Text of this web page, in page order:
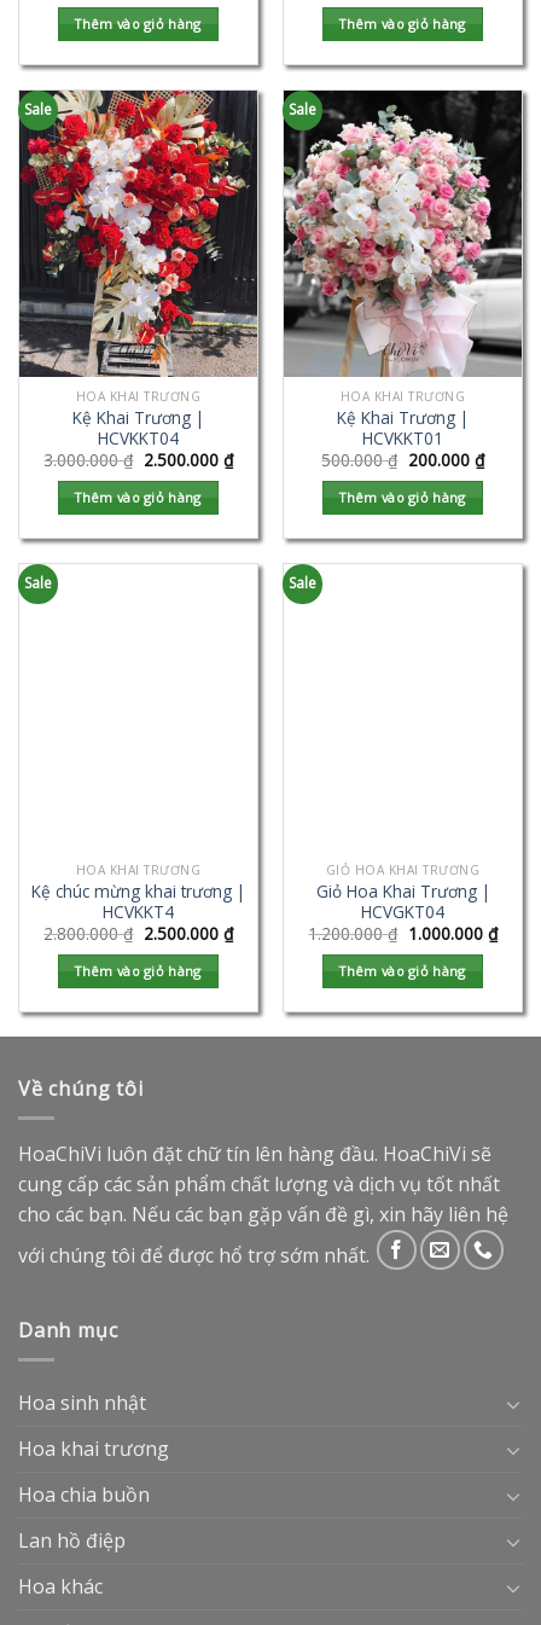
Thêm vào giỏ hàng Thêm vào giỏ hàng
Sale
HOA KHAI TRƯƠNG
Kệ Khai Trương |
HCVKKT04
3.000.000₫ 2.500.000 ₫
Thêm vào giỏ hàng
Sale
HOA KHAI TRƯƠNG
Kệ Khai Trương |
HCVKKT01
500.000₫ 200.000 ₫
Thêm vào giỏ hàng
Sale
HOA KHAI TRƯƠNG
Kệ chúc mừng khai trương |
HCVKKT4
2.800.000₫ 2.500.000 ₫
Thêm vào giỏ hàng
Sale
GIỎ HOA KHAI TRƯƠNG
Giỏ Hoa Khai Trương |
HCVGKT04
1.200.000₫ 1.000.000 ₫
Thêm vào giỏ hàng
Về chúng tôi
HoaChiVi luôn đặt chữ tín lên hàng đầu. HoaChiVi sẽ
cung cấp các sản phẩm chất lượng và dịch vụ tốt nhất
cho các bạn. Nếu các bạn gặp vấn đề gì, xin hãy liên hệ
với chúng tôi để được hổ trợ sớm nhất.
Danh mục
Hoa sinh nhật
Hoa khai trương
Hoa chia buồn
Lan hồ điệp
Hoa khác